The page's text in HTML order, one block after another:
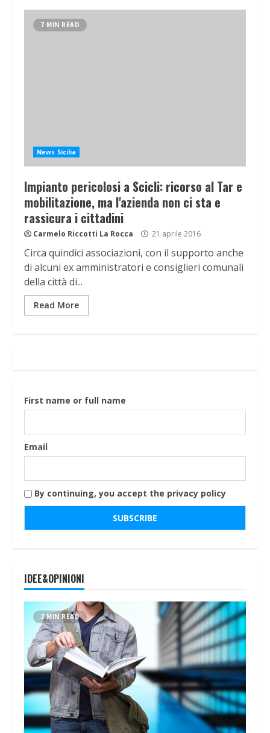
7 MIN READ
News Sicilia
Impianto pericolosi a Scicli: ricorso al Tar e
mobilitazione, ma l'azienda non ci sta e
rassicura i cittadini
Carmelo Riccotti La Rocca 21 aprile 2016
Circa quindici associazioni, con il supporto anche
di alcuni ex amministratori e consiglieri comunali
della città di...
Read More
First name or full name
Email
By continuing, you accept the privacy policy
IDEE&OPINIONI
2 MIN READ